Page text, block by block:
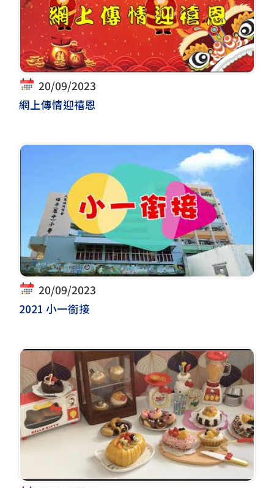
20/09/2023
網上傳情迎禧恩
20/09/2023
2021 小一銜接